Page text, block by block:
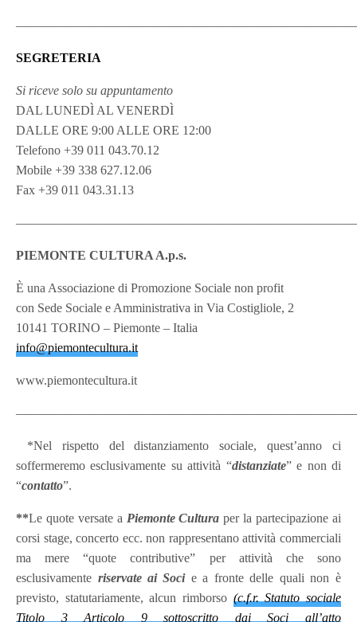
SEGRETERIA
Si riceve solo su appuntamento
DAL LUNEDÌ AL VENERDÌ
DALLE ORE 9:00 ALLE ORE 12:00
Telefono +39 011 043.70.12
Mobile +39 338 627.12.06
Fax +39 011 043.31.13
PIEMONTE CULTURA A.p.s.
È una Associazione di Promozione Sociale non profit
con Sede Sociale e Amministrativa in Via Costigliole, 2
10141 TORINO – Piemonte – Italia
info@piemontecultura.it
www.piemontecultura.it
*Nel rispetto del distanziamento sociale, quest’anno ci
soffermeremo esclusivamente su attività “distanziate” e non di
“contatto”.
**Le quote versate a Piemonte Cultura per la partecipazione ai
corsi stage, concerto ecc. non rappresentano attività commerciali
ma mere “quote contributive” per attività che sono
esclusivamente riservate ai Socie a fronte delle quali non è
previsto, statutariamente, alcun rimborso (c.f.r. Statuto sociale
Titolo 3 Articolo 9 sottoscritto dai Soci all’atto